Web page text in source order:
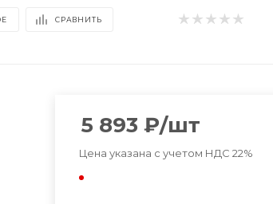
СРАВНИТЬ
5 893 ₽/шт
Цена указана с учетом НДС 22%